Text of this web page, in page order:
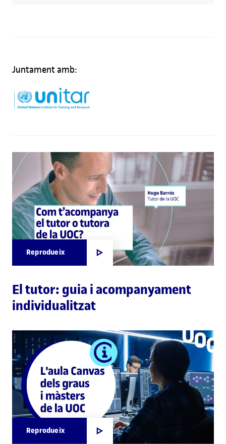
Juntament amb:
Reprodueix
El tutor: guia i acompanyament
individualitzat
Reprodueix